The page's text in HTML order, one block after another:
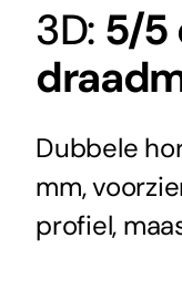
3D: 5/5
Dubbele
mm,
profiel,